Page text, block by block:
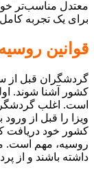
برای یک تجربه
قوانین
گردشگران قبل از
کشور آشنا شوند.
است. اغلب
ویزا را قبل از
کشور خود دریافت
روسیه، مهم است.
داشته باشند و از